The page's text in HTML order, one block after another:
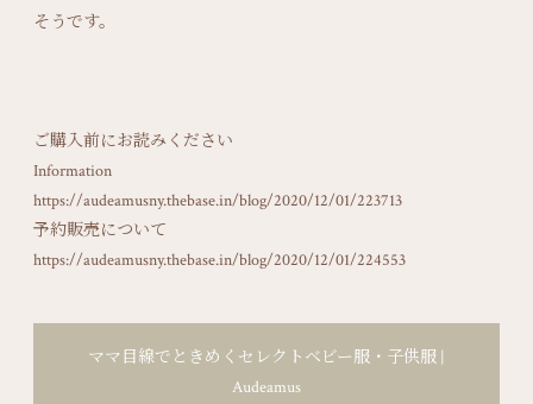
そうです。
ご購入前にお読みください
Information
https://audeamusny.thebase.in/blog/2020/12/01/223713
予約販売について
https://audeamusny.thebase.in/blog/2020/12/01/224553
ママ目線でときめくセレクトベビー服・子供服 |
Audeamus